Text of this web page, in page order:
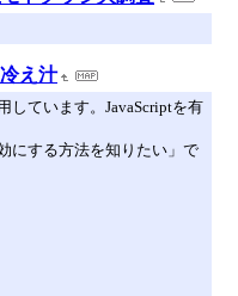
え汁
しています。JavaScriptを有
にする方法を知りたい」で